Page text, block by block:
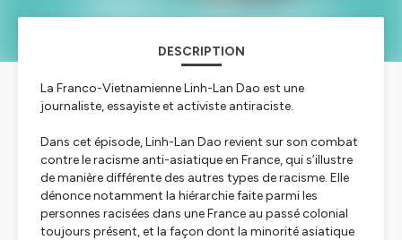
DESCRIPTION
La Franco-Vietnamienne Linh-Lan Dao est une
journaliste, essayiste et activiste antiraciste.
Dans cet épisode, Linh-Lan Dao revient sur son combat
contre le racisme anti-asiatique en France, qui s’illustre
de manière différente des autres types de racisme. Elle
dénonce notamment la hiérarchie faite parmi les
personnes racisées dans une France au passé colonial
toujours présent, et la façon dont la minorité asiatique